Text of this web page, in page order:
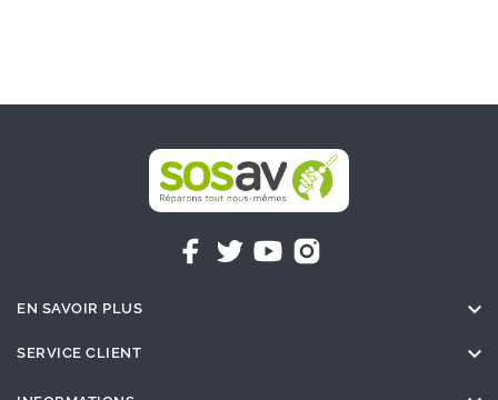
EN SAVOIR PLUS 
SERVICE CLIENT 